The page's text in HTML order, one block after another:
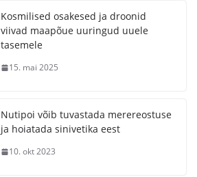
Kosmilised osakesed ja droonid
viivad maapõue uuringud uuele
tasemele
15. mai 2025
Nutipoi võib tuvastada merereostuse
ja hoiatada sinivetika eest
10. okt 2023